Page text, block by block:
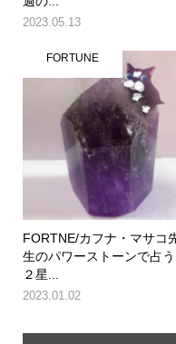
2023.05.13
FORTUNE
FORTNE/カフナ・マサコ
生のパワーストーンで占う
２星...
2023.01.02